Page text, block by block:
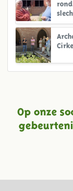
Op onze